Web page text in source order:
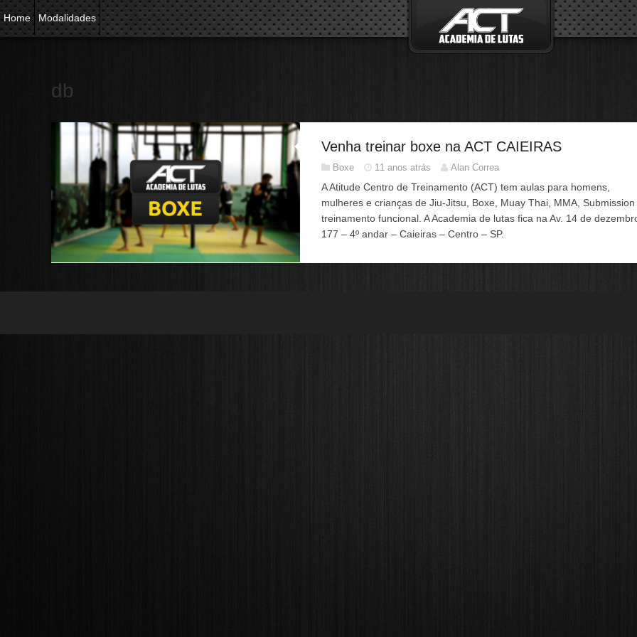
Home Modalidades
db
Venha treinar boxe na ACT CAIEIRAS
Boxe 11 anos atrás Alan Correa
A Atitude Centro de Treinamento (ACT) tem aulas para homens,
mulheres e crianças de Jiu-Jitsu, Boxe, Muay Thai, MMA, Submission
treinamento funcional. A Academia de lutas fica na Av. 14 de
177 – 4º andar – Caieiras – Centro – SP.